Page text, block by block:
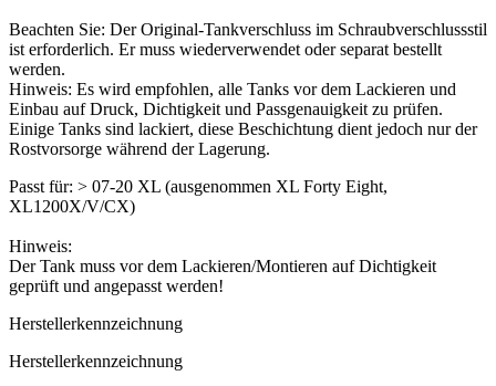
Beachten Sie: Der Original-Tankverschluss im Schraubverschlussstil
ist erforderlich. Er muss wiederverwendet oder separat bestellt
werden.
Hinweis: Es wird empfohlen, alle Tanks vor dem Lackieren und
Einbau auf Druck, Dichtigkeit und Passgenauigkeit zu prüfen.
Einige Tanks sind lackiert, diese Beschichtung dient jedoch nur der
Rostvorsorge während der Lagerung.
Passt für: > 07-20 XL (ausgenommen XL Forty Eight,
XL1200X/V/CX)
Hinweis:
Der Tank muss vor dem Lackieren/Montieren auf Dichtigkeit
geprüft und angepasst werden!
Herstellerkennzeichnung
Herstellerkennzeichnung